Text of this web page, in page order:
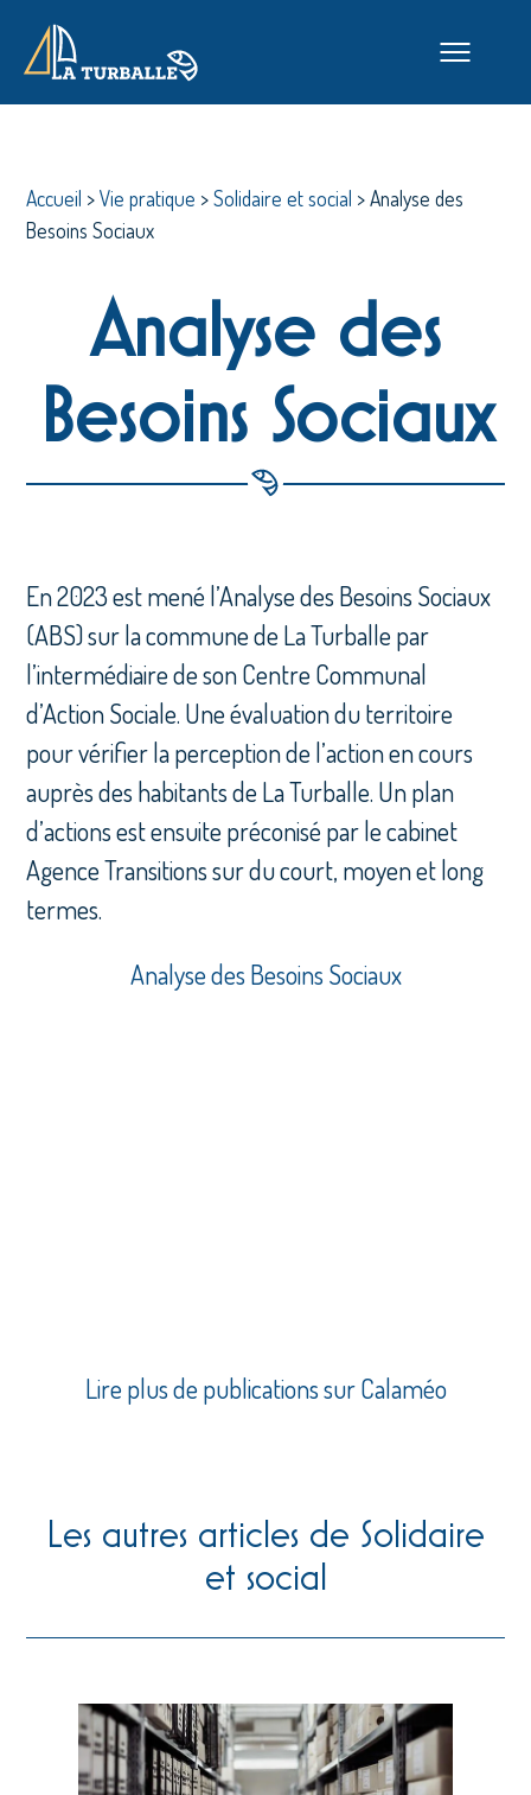
Accueil >Vie pratique >Solidaire et social >Analyse des
Besoins Sociaux
Analyse des
Besoins Sociaux
En 2023 est mené l’Analyse des Besoins Sociaux
(ABS) sur la commune de La Turballe par
l’intermédiaire de son Centre Communal
d’Action Sociale. Une évaluation du territoire
pour vérifier la perception de l’action en cours
auprès des habitants de La Turballe. Un plan
d’actions est ensuite préconisé par le cabinet
Agence Transitions sur du court, moyen et long
termes.
Analyse des Besoins Sociaux
Lire plus de publications sur Calaméo
Les autres articles de Solidaire
et social